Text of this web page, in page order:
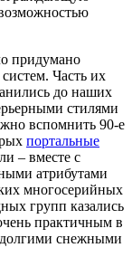
придумано
Часть их
до наших
стилями
вспомнить 90-е
портальные
– вместе с
атрибутами
многосерийных
групп казались
практичным в
долгими снежными